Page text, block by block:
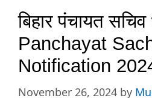
बिहार पंचायत
Panchayat
Notification
November 26, 2024 by